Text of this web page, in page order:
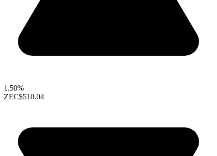
1.50%
ZEC$510.04